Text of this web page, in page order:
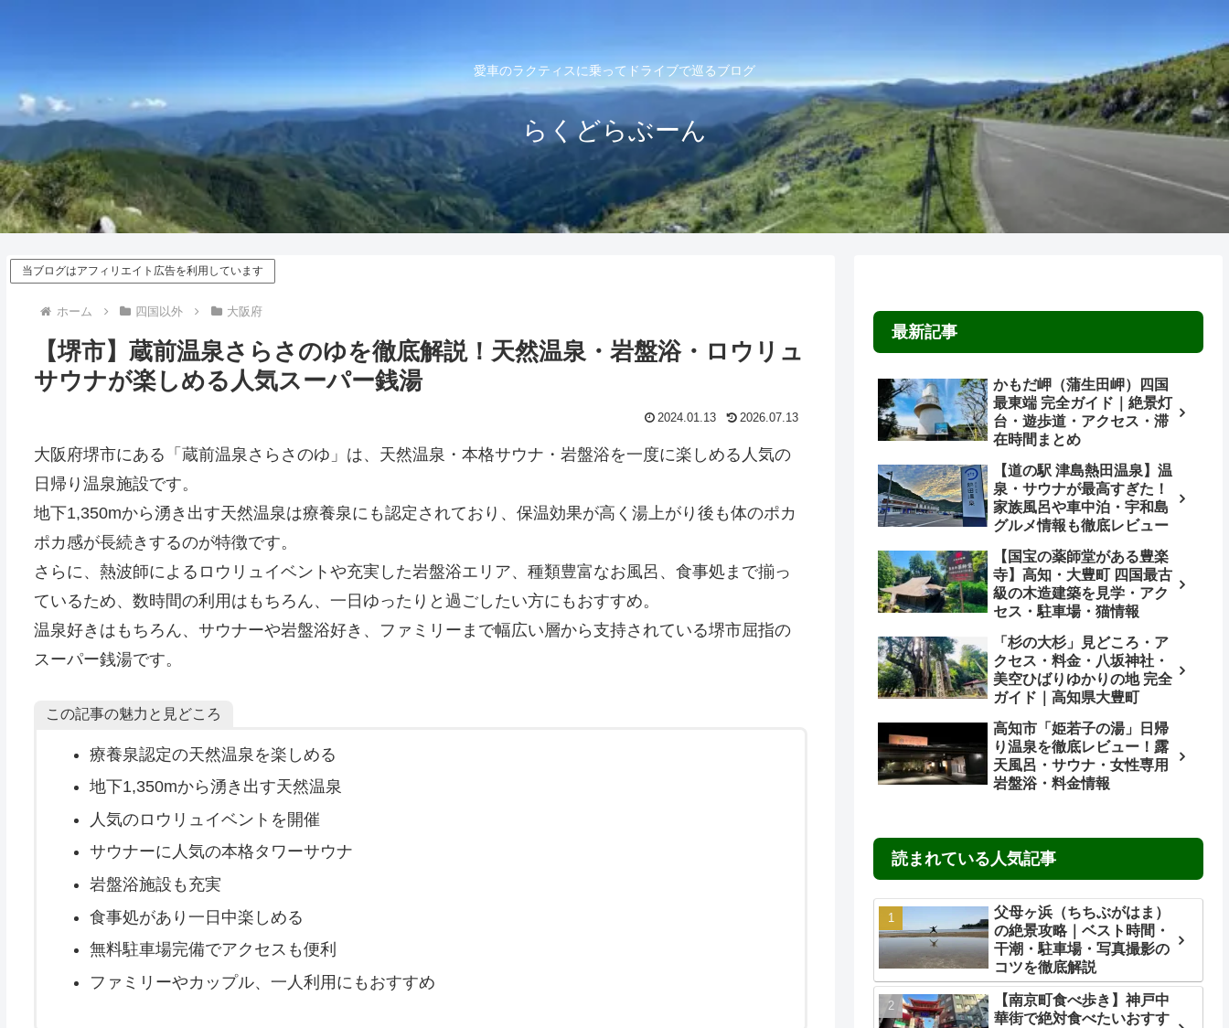
愛車のラクティスに乗ってドライブで巡るブログ
らくどらぶーん
当ブログはアフィリエイト広告を利用しています
ホーム 四国以外 大阪府
【堺市】蔵前温泉さらさのゆを徹底解説！天然温泉・岩盤浴・ロウリュ
サウナが楽しめる人気スーパー銭湯
2024.01.13 2026.07.13
大阪府堺市にある「蔵前温泉さらさのゆ」は、天然温泉・本格サウナ・岩盤浴を一度に楽しめる人気の
日帰り温泉施設です。
地下1,350mから湧き出す天然温泉は療養泉にも認定されており、保温効果が高く湯上がり後も体のポカ
ポカ感が長続きするのが特徴です。
さらに、熱波師によるロウリュイベントや充実した岩盤浴エリア、種類豊富なお風呂、食事処まで揃っ
ているため、数時間の利用はもちろん、一日ゆったりと過ごしたい方にもおすすめ。
温泉好きはもちろん、サウナーや岩盤浴好き、ファミリーまで幅広い層から支持されている堺市屈指の
スーパー銭湯です。
この記事の魅力と見どころ
療養泉認定の天然温泉を楽しめる
地下1,350mから湧き出す天然温泉
人気のロウリュイベントを開催
サウナーに人気の本格タワーサウナ
岩盤浴施設も充実
食事処があり一日中楽しめる
無料駐車場完備でアクセスも便利
ファミリーやカップル、一人利用にもおすすめ
最新記事
かもだ岬（蒲生田岬）四国
最東端 完全ガイド｜絶景灯
台・遊歩道・アクセス・滞
在時間まとめ
【道の駅 津島熱田温泉】温
泉・サウナが最高すぎた！
家族風呂や車中泊・宇和島
グルメ情報も徹底レビュー
【国宝の薬師堂がある豊楽
寺】高知・大豊町 四国最古
級の木造建築を見学・アク
セス・駐車場・猫情報
「杉の大杉」見どころ・ア
クセス・料金・八坂神社・
美空ひばりゆかりの地 完全
ガイド｜高知県大豊町
高知市「姫若子の湯」日帰
り温泉を徹底レビュー！露
天風呂・サウナ・女性専用
岩盤浴・料金情報
読まれている人気記事
父母ヶ浜（ちちぶがはま）
の絶景攻略｜ベスト時間・
干潮・駐車場・写真撮影の
コツを徹底解説
【南京町食べ歩き】神戸中
華街で絶対食べたいおすす